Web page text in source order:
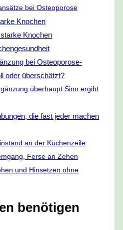
bei Osteoporose
Knochen
Knochen
bei Osteoporose-
oder überschätzt?
überhaupt Sinn ergibt
die fast jeder machen
an der Küchenzeile
Ferse an Zehen
und Hinsetzen ohne
benötigen